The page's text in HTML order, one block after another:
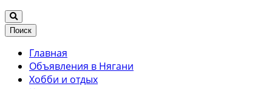
Поиск
Главная
Объявления в Нягани
Хобби и отдых